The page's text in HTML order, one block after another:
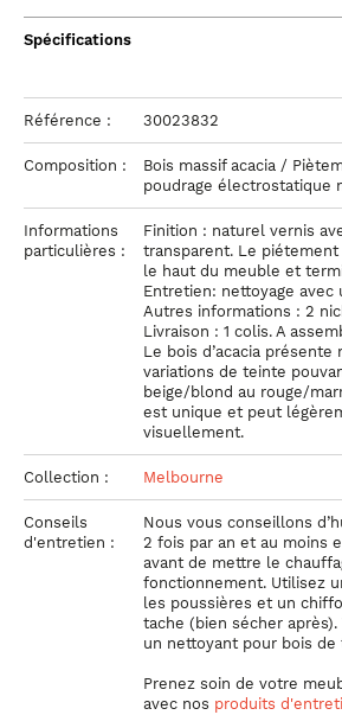
Spécifications
Référence : 30023832
Composition :
Bois massif acacia /
poudrage électrostatique
Informations
particulières :
Finition : naturel vernis
transparent. Le
le haut du meuble et
Entretien: nettoyage avec
Autres informations : 2
Livraison : 1 colis. A
Le bois d’acacia
variations de teinte
beige/blond au rouge/
est unique et peut
visuellement.
Collection : Melbourne
Conseils
d'entretien :
Nous vous conseillons
2 fois par an et au moins
avant de mettre le
fonctionnement. Utilisez
les poussières et un
tache (bien sécher
un nettoyant pour bois
Prenez soin de votre
avec nos produits